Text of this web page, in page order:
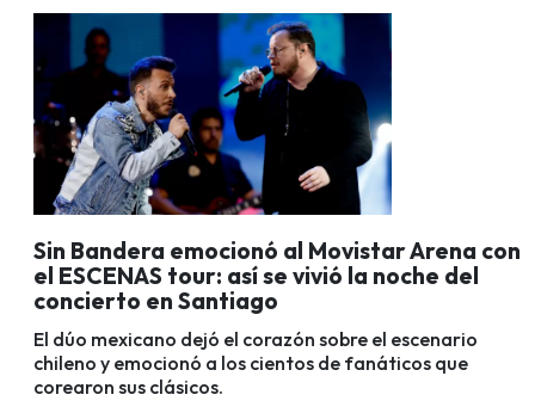
Sin Bandera emocionó al Movistar Arena con
el ESCENAS tour: así se vivió la noche del
concierto en Santiago
El dúo mexicano dejó el corazón sobre el escenario
chileno y emocionó a los cientos de fanáticos que
corearon sus clásicos.